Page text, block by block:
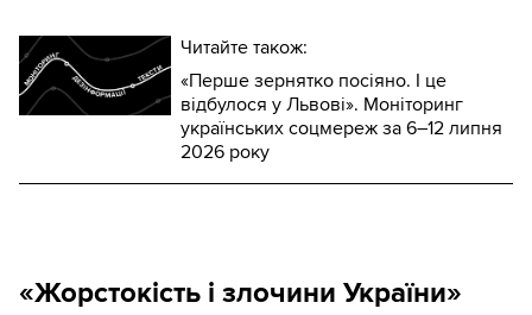
Читайте також:
«Перше зернятко посіяно. І це
відбулося у Львові». Моніторинг
українських соцмереж за 6–12 липня
2026 року
«Жорстокість і злочини України»